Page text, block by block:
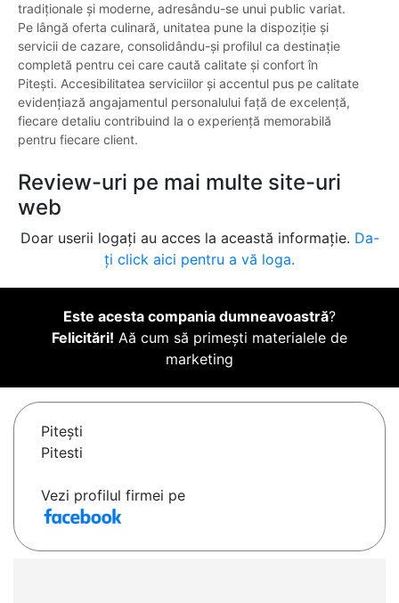
tradiționale și moderne, adresându-se unui public variat.
Pe lângă oferta culinară, unitatea pune la dispoziție și
servicii de cazare, consolidându-și profilul ca destinație
completă pentru cei care caută calitate și confort în
Pitești. Accesibilitatea serviciilor și accentul pus pe calitate
evidențiază angajamentul personalului față de excelență,
fiecare detaliu contribuind la o experiență memorabilă
pentru fiecare client.
Review-uri pe mai multe site-uri
web
Doar userii logați au acces la această informație. Da-
ți click aici pentru a vă loga.
Este acesta compania dumneavoastră?
Felicitări! Aă cum să primești materialele de
marketing
Piteşti
Pitesti
Vezi profilul firmei pe